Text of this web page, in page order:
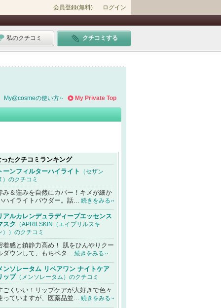
会員登録(無料) ログイン
私のクチコミ クチコミする
My Private Top
My@cosmeの使い方
たクチコミランキング
ーンフィルターハイライト
（セザン
）のクチコミ
み＆窪みを自然にカバー！キメが細か
ハイライトパウダー。話... 続きをみる
アルカレンデュラディープエッセンス
スク （APRILSKIN（エイプリルスキ
））のクチコミ
着感と鎮静力高め！ 肌をひんやりクー
ダウンして、もちペタ... 続きをみる
ンソレータム リペアワン ナイトケア
ップ（メンソレータム）のクチコミ
ごくいい！リップケアが大好きで色々
っていますが、医薬品並... 続きをみる